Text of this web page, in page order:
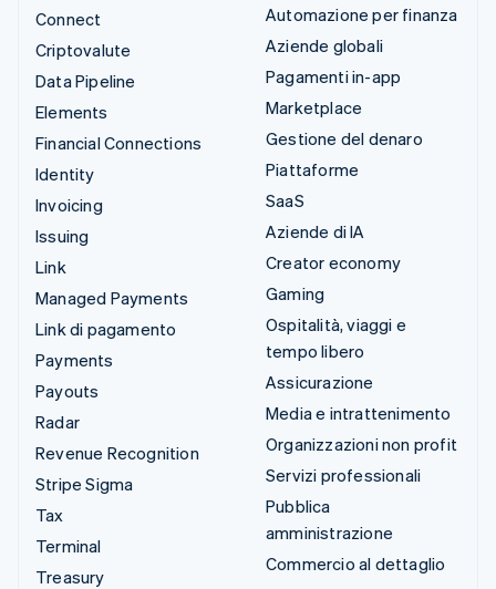
Connect
Criptovalute
Data Pipeline
Elements
Financial Connections
Identity
Invoicing
Issuing
Link
Managed Payments
Link di pagamento
Payments
Payouts
Radar
Revenue Recognition
Stripe Sigma
Tax
Terminal
Treasury
Automazione per finanza
Aziende globali
Pagamenti in-app
Marketplace
Gestione del denaro
Piattaforme
SaaS
Aziende di IA
Creator economy
Gaming
Ospitalità, viaggi e
tempo libero
Assicurazione
Media e intrattenimento
Organizzazioni non profit
Servizi professionali
Pubblica
amministrazione
Commercio al dettaglio